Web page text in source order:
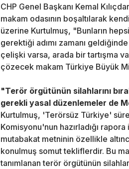
CHP Genel Başkanı Kemal
makam odasının boşaltılarak
üzerine Kurtulmuş, "Bunların
gerektiği adımı zamanı
çelişki varsa, arada bir tartışma
çözecek makam Türkiye Büyük
"Terör örgütünün silahlarını
gerekli yasal düzenlemeler de
Kurtulmuş, 'Terörsüz Türkiye'
Komisyonu'nun hazırladığı
mutabakat metninin özellikle
konulmuş somut tekliflerdir. Bu
tanımlanan terör örgütünün